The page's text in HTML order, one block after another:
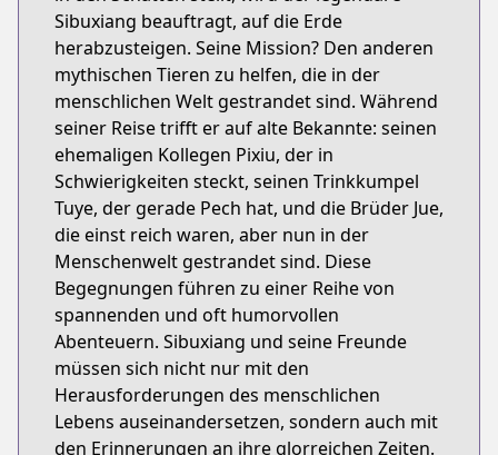
Sibuxiang beauftragt, auf die Erde
herabzusteigen. Seine Mission? Den anderen
mythischen Tieren zu helfen, die in der
menschlichen Welt gestrandet sind. Während
seiner Reise trifft er auf alte Bekannte: seinen
ehemaligen Kollegen Pixiu, der in
Schwierigkeiten steckt, seinen Trinkkumpel
Tuye, der gerade Pech hat, und die Brüder Jue,
die einst reich waren, aber nun in der
Menschenwelt gestrandet sind. Diese
Begegnungen führen zu einer Reihe von
spannenden und oft humorvollen
Abenteuern. Sibuxiang und seine Freunde
müssen sich nicht nur mit den
Herausforderungen des menschlichen
Lebens auseinandersetzen, sondern auch mit
den Erinnerungen an ihre glorreichen Zeiten.